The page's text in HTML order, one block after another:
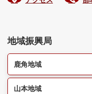
地域振興局
鹿角地域
山本地域